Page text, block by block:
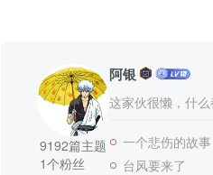
9192篇主题
1个粉丝
阿银
这家伙很懒，什
一个悲伤的故事
台风要来了